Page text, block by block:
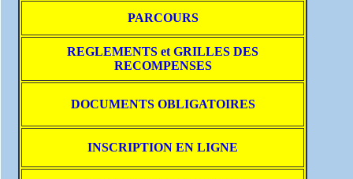
PARCOURS
REGLEMENTS et GRILLES DES
RECOMPENSES
DOCUMENTS OBLIGATOIRES
INSCRIPTION EN LIGNE